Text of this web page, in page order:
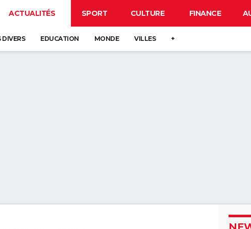
ACTUALITÉS SPORT CULTURE FINANCE
DIVERS EDUCATION MONDE VILLES +